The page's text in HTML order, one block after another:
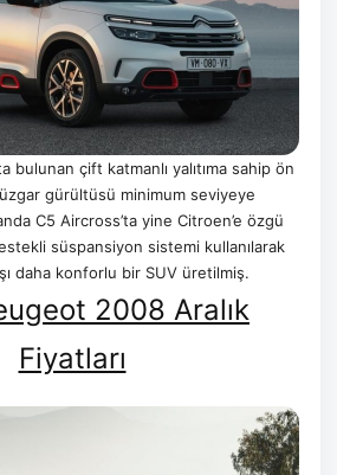
bulunan çift katmanlı yalıtıma sahip ön
gürültüsü minimum seviyeye
C5 Aircross’ta yine Citroen’e özgü
süspansiyon sistemi kullanılarak
daha konforlu bir SUV üretilmiş.
2008 Aralık
Fiyatları